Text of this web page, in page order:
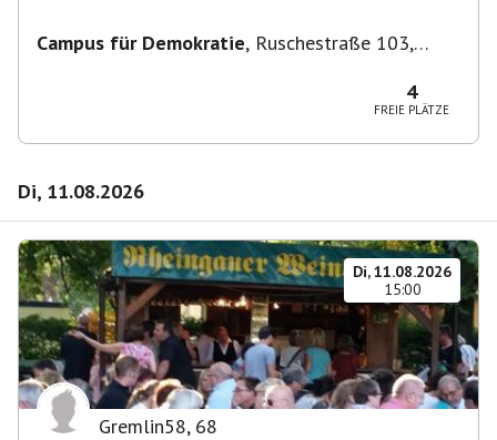
Campus für Demokratie, Ruschestraße 103,
4
FREIE PLÄTZE
Di, 11.08.2026
Di, 11.08.2026
15:00
Gremlin58, 68